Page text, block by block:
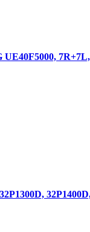
UE40F5000,